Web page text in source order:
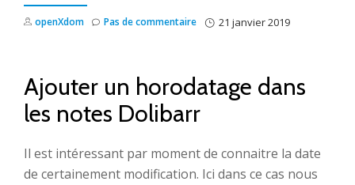
openXdom 21 janvier 2019
Pas de commentaire
Ajouter un horodatage dans
les notes Dolibarr
Il est intéressant par moment de connaitre la date
de certainement modification. Ici dans ce cas nous